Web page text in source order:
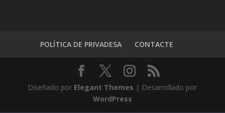
POLÍTICA DE PRIVADESA CONTACTE
Diseñado por Elegant Themes | Desarrollado por
WordPress